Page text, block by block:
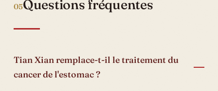
05Questions fréquentes
Tian Xian remplace-t-il le traitement du
cancer de l'estomac ?